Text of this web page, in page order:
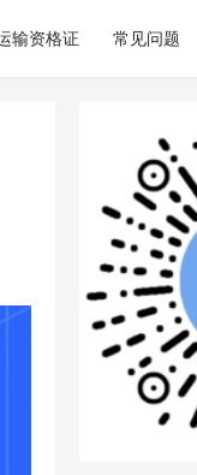
输资格证 常见问题